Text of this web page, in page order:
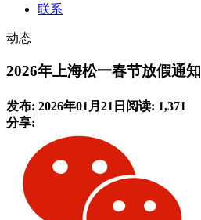
联系
动态
2026年上海松一春节放假通知
发布: 2026年01月21日 阅读: 1,371
分享: